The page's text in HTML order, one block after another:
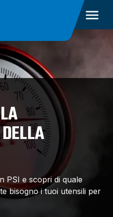
PSI e scopri di quale
bisogno i tuoi utensili per